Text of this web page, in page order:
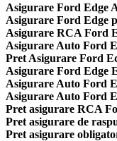
Asigurare Ford Edge
Asigurare Ford Edge
Asigurare RCA Ford
Asigurare Auto Ford
Pret Asigurare Ford
Asigurare Ford Edge
Asigurare Auto Ford
Asigurare Auto Ford
Pret asigurare RCA
Pret asigurare de
Pret asigurare